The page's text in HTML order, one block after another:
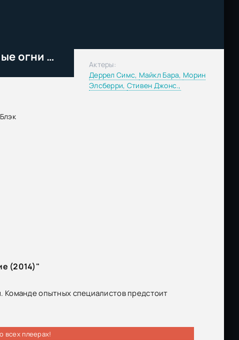
Поиск пришельцев. Странные огни и похищение (2014)
Актеры:
Деррел Симс, Майкл Бара, Морин
Элсберри, Стивен Джонс.,
(2014)"
опытных специалистов предстоит
всех плеерах!